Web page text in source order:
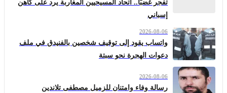
تفجر غضبًا.. اتحاد المسيحيين المغاربة يرد على كاهن
إسباني
2026-08-06
واتساب يقود إلى توقيف شخصين بالفنيدق في ملف
دعوات الهجرة نحو سبتة
2026-08-06
رسالة وفاء وامتنان للزميل مصطفى تلاندين